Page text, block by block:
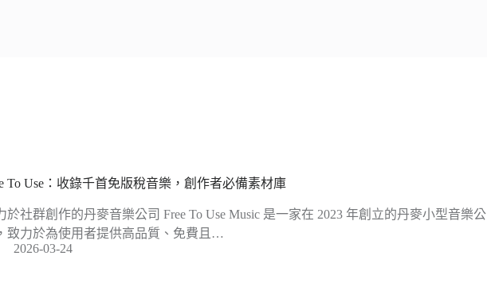
To Use：收錄千首免版稅音樂，創作者必備素材庫
於社群創作的丹麥音樂公司 Free To Use Music 是一家在 2023 年創立的丹麥小型音樂公
致力於為使用者提供高品質、免費且…
2026-03-24